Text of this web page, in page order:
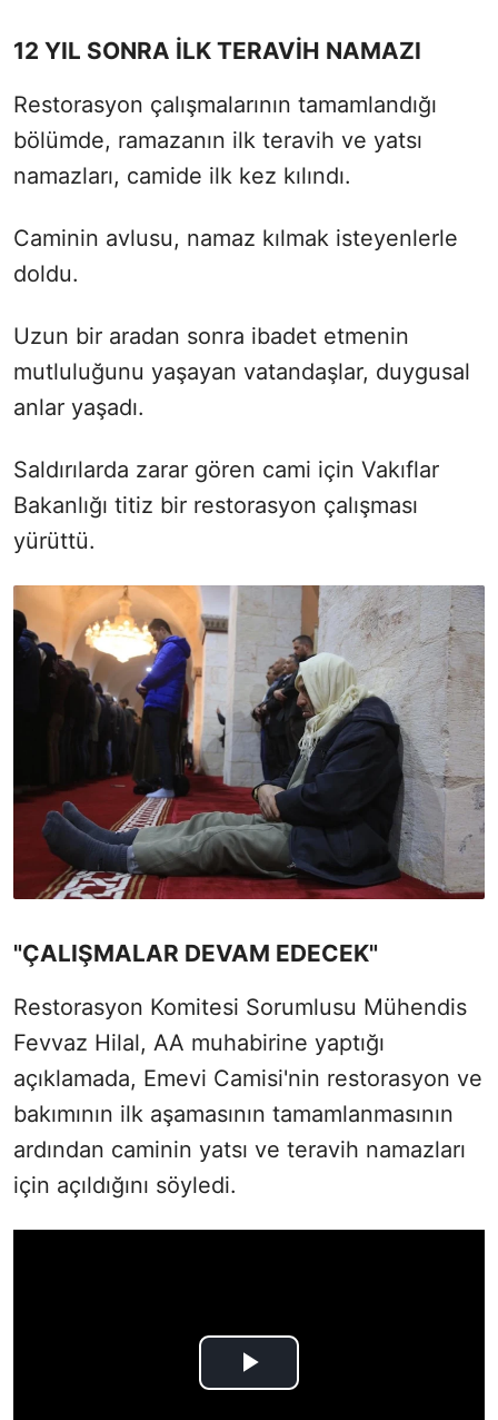
12 YIL SONRA İLK TERAVİH NAMAZI
Restorasyon çalışmalarının tamamlandığı
bölümde, ramazanın ilk teravih ve yatsı
namazları, camide ilk kez kılındı.
Caminin avlusu, namaz kılmak isteyenlerle
doldu.
Uzun bir aradan sonra ibadet etmenin
mutluluğunu yaşayan vatandaşlar, duygusal
anlar yaşadı.
Saldırılarda zarar gören cami için Vakıflar
Bakanlığı titiz bir restorasyon çalışması
yürüttü.
"ÇALIŞMALAR DEVAM EDECEK"
Restorasyon Komitesi Sorumlusu Mühendis
Fevvaz Hilal, AA muhabirine yaptığı
açıklamada, Emevi Camisi'nin restorasyon ve
bakımının ilk aşamasının tamamlanmasının
ardından caminin yatsı ve teravih namazları
için açıldığını söyledi.